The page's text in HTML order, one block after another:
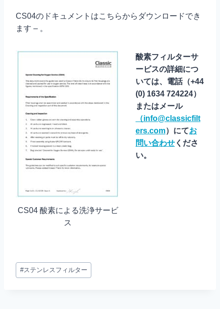
CS04のドキュメントはこちらからダウンロードでき
ます – 。
CS04 酸素による洗浄サービ
ス
酸素フィルターサ
ービスの詳細につ
いては、電話（+44
(0) 1634 724224）
またはメール
（info@classicfilt
ers.com）にてお
問い合わせ くださ
い。
タ
グ
#ステンレスフィルター